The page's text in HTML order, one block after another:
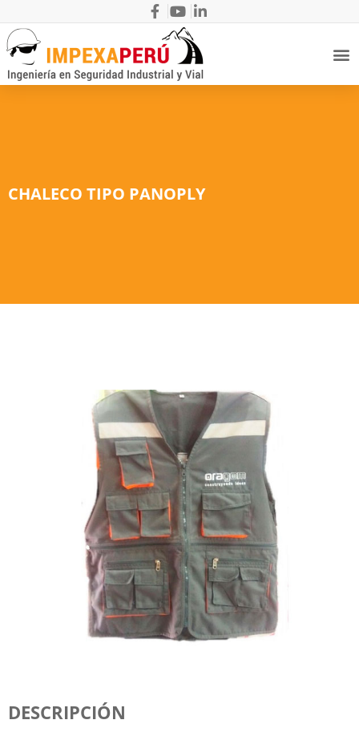
CHALECO TIPO PANOPLY
DESCRIPCIÓN